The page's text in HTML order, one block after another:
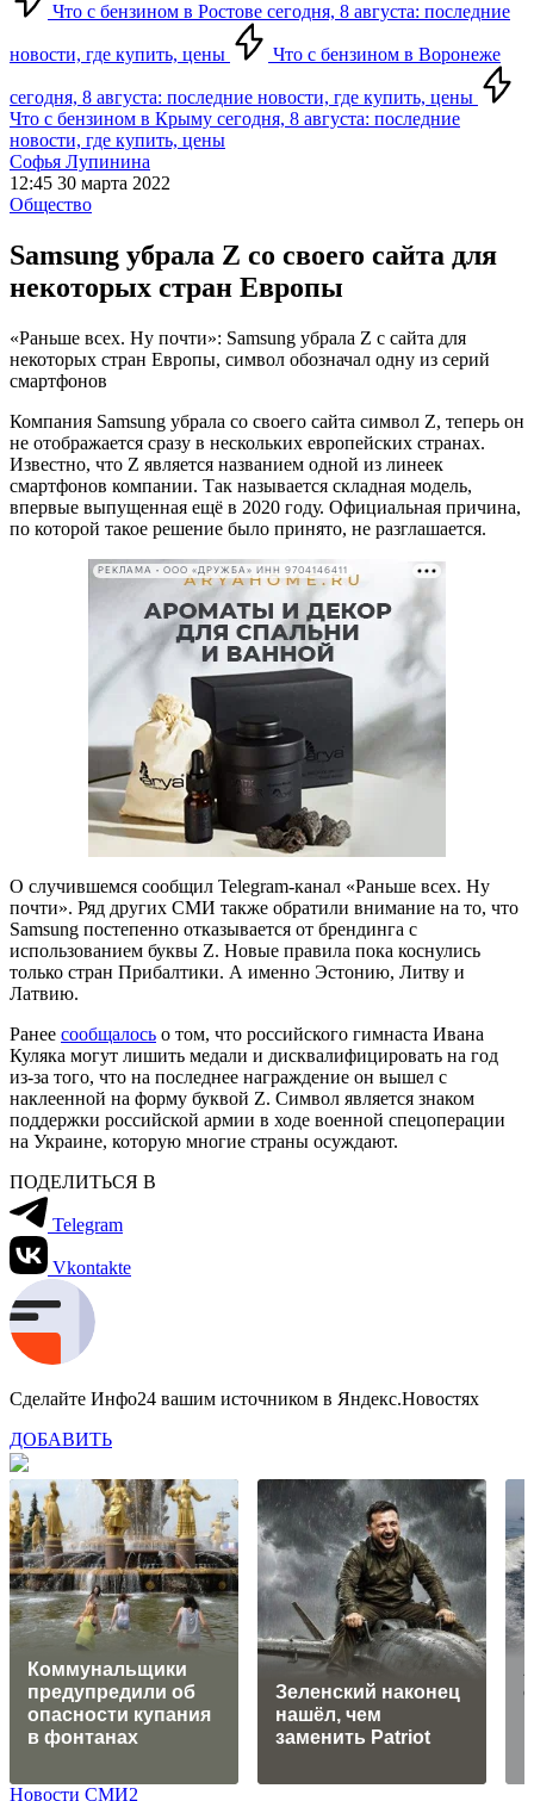
Что с бензином в Ростове сегодня, 8 августа: последние
новости, где купить, цены Что с бензином в Воронеже
сегодня, 8 августа: последние новости, где купить, цены
Что с бензином в Крыму сегодня, 8 августа: последние
новости, где купить, цены
Софья Лупинина
12:45 30 марта 2022
Общество
Samsung убрала Z со своего сайта для
некоторых стран Европы
«Раньше всех. Ну почти»: Samsung убрала Z с сайта для
некоторых стран Европы, символ обозначал одну из серий
смартфонов
Компания Samsung убрала со своего сайта символ Z, теперь он
не отображается сразу в нескольких европейских странах.
Известно, что Z является названием одной из линеек
смартфонов компании. Так называется складная модель,
впервые выпущенная ещё в 2020 году. Официальная причина,
по которой такое решение было принято, не разглашается.
РЕКЛАМА • ООО «ДРУЖБА» ИНН 9704146411
О случившемся сообщил Telegram-канал «Раньше всех. Ну
почти». Ряд других СМИ также обратили внимание на то, что
Samsung постепенно отказывается от брендинга с
использованием буквы Z. Новые правила пока коснулись
только стран Прибалтики. А именно Эстонию, Литву и
Латвию.
Ранее сообщалось о том, что российского гимнаста Ивана
Куляка могут лишить медали и дисквалифицировать на год
из-за того, что на последнее награждение он вышел с
наклеенной на форму буквой Z. Символ является знаком
поддержки российской армии в ходе военной спецоперации
на Украине, которую многие страны осуждают.
ПОДЕЛИТЬСЯ В
Telegram
Vkontakte
Сделайте Инфо24 вашим источником в Яндекс.Новостях
ДОБАВИТЬ
Коммунальщики
предупредили об
опасности купания
в фонтанах
Зеленский наконец
нашёл, чем
заменить Patriot
Новости СМИ2